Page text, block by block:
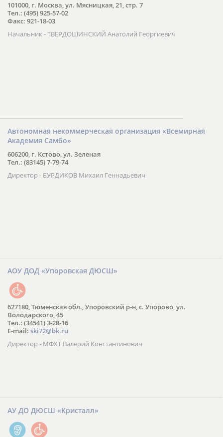
101000, г. Москва, ул. Мясницкая, 21, стр. 7
Тел.: (495) 925-57-02
Факс: 921-18-03
Начальник - ТВЕРДОШИНСКИЙ Анатолий Георгиевич
Автономная некоммерческая организация «Всемирная
Академия Самбо»
606200, г. Кстово, ул. Зеленая
Тел.: (83145) 7-79-74
Директор - БУРДИКОВ Михаил Геннадьевич
АОУ ДОД «Упоровская ДЮСШ»
627180, Тюменская обл., Упоровский р-н, с. Упорово, ул.
Володарского, 45
Тел.: (34541) 3-28-16
E-mail: ski72@bk.ru
Директор - МФХТ Валерий Константинович
АУ ДО ДЮСШ «Кристалл»